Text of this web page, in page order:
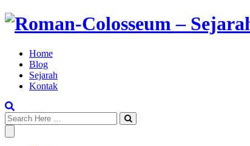
Skip
Home
Blog
Sejarah
Kontak